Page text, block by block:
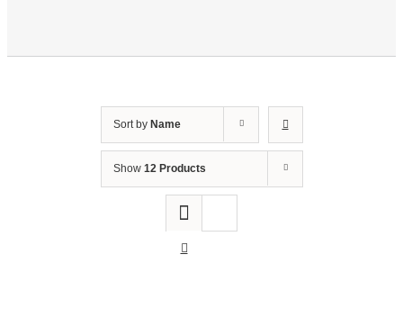
Sort by Name
Show 12 Products